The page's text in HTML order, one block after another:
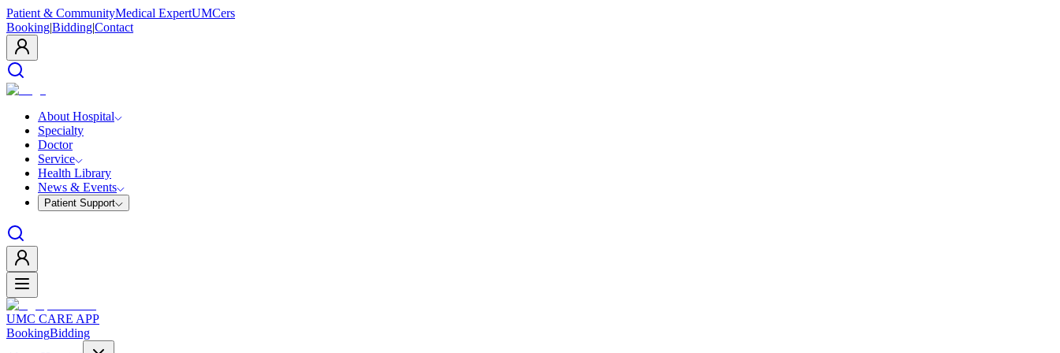
Patient & CommunityMedical ExpertUMCers
Booking|Bidding|Contact
About Hospital
Specialty
Doctor
Service
Health Library
News & Events
Patient Support
UMC CARE APP
BookingBidding